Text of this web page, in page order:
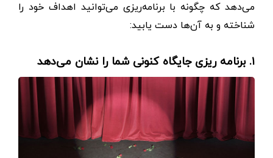
می‌دهد که چگونه با برنامه‌ریزی می‌توانید اهداف خود را
شناخته و به آن‌ها دست یابید:
۱. برنامه ریزی جایگاه کنونی شما را نشان می‌دهد